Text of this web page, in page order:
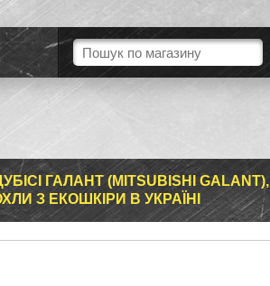
ГАЛАНТ (MITSUBISHI GALANT),
З ЕКОШКІРИ В УКРАЇНІ